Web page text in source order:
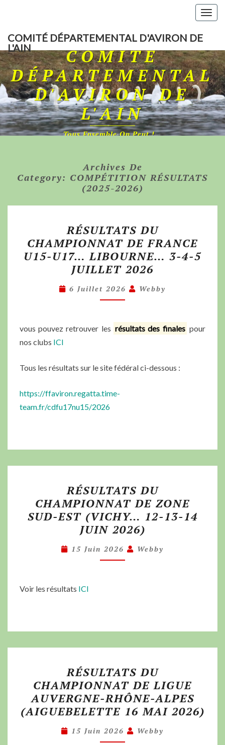
COMITÉ DÉPARTEMENTAL D'AVIRON DE
L'AIN
COMITÉ
DÉPARTEMENTAL
D'AVIRON DE
L'AIN
Tous Ensemble On Peut !…
Archives De
Category: COMPÉTITION RÉSULTATS
(2025-2026)
RÉSULTATS DU
CHAMPIONNAT DE FRANCE
U15-U17… LIBOURNE… 3-4-5
JUILLET 2026
6 Juillet 2026 Webby
vous pouvez retrouver les résultats des finales pour
nos clubs ICI
Tous les résultats sur le site fédéral ci-dessous :
https://ffaviron.regatta.time-
team.fr/cdfu17nu15/2026
RÉSULTATS DU
CHAMPIONNAT DE ZONE
SUD-EST (VICHY… 12-13-14
JUIN 2026)
15 Juin 2026 Webby
Voir les résultats ICI
RÉSULTATS DU
CHAMPIONNAT DE LIGUE
AUVERGNE-RHÔNE-ALPES
(AIGUEBELETTE 16 MAI 2026)
15 Juin 2026 Webby